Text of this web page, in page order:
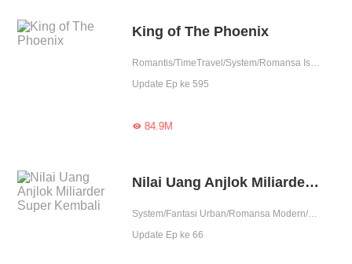
King of The Phoenix
Romantis/TimeTravel/System/Romansa Istana/Wanita perkasa
Update Ep ke 595
84.9M
Nilai Uang Anjlok Miliarder Super Kembali
System/Fantasi Urban/Romansa Modern/Sistem/Balas dendam./Perubahan Hidup
Update Ep ke 66